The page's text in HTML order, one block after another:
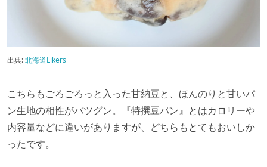
出典:北海道Likers
こちらもごろごろっと入った甘納豆と、ほんのりと甘いパ
ン生地の相性がバツグン。『特撰豆パン』とはカロリーや
内容量などに違いがありますが、どちらもとてもおいしか
ったです。